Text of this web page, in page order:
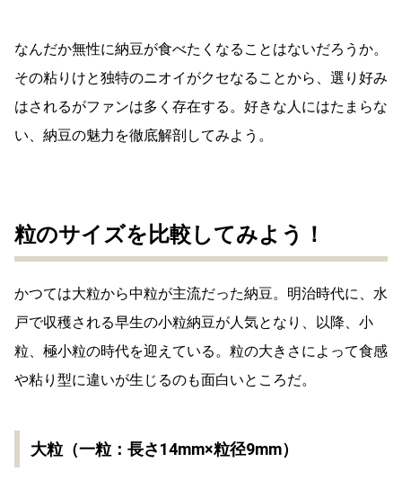
なんだか無性に納豆が食べたくなることはないだろうか。
その粘りけと独特のニオイがクセなることから、選り好み
はされるがファンは多く存在する。好きな人にはたまらな
い、納豆の魅力を徹底解剖してみよう。
粒のサイズを比較してみよう！
かつては大粒から中粒が主流だった納豆。明治時代に、水
戸で収穫される早生の小粒納豆が人気となり、以降、小
粒、極小粒の時代を迎えている。粒の大きさによって食感
や粘り型に違いが生じるのも面白いところだ。
大粒（一粒：長さ14mm×粒径9mm）